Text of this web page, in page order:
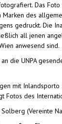
Das Foto
Marken des
gedruckt. Die
all jenen
anwesend sind.
die UNPA
mit
Fotos des
Solberg (Vereinte